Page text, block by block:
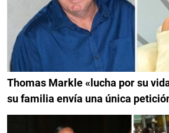
Thomas Markle «lucha por su
su familia envía una única